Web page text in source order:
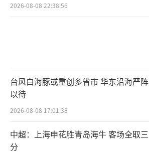
2026-08-08 22:38:56
台风白海豚或重创多省市 华东沿海严阵
以待
2026-08-08 17:01:38
中超：上海申花胜青岛海牛 客场全取三
分